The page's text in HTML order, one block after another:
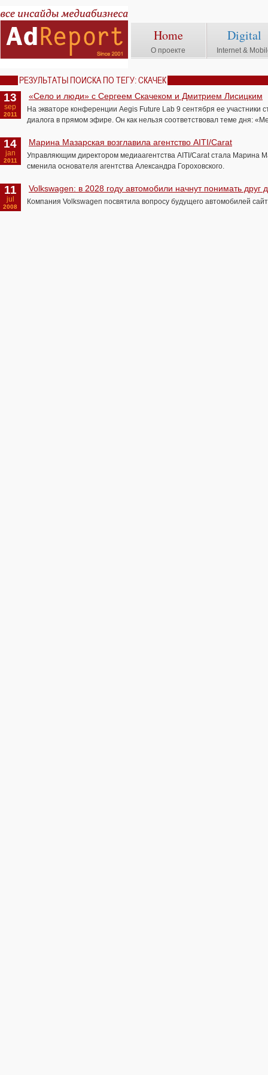
Home
О проекте
Digital
Internet &
РЕЗУЛЬТАТЫ ПОИСКА ПО ТЕГУ: СКАЧЕК
13
sep
2011
«Село и люди» с Сергеем Скачеком и Дмитрием Лисицким
На экваторе конференции Aegis Future Lab 9 сентября ее участники
диалога в прямом эфире. Он как нельзя соответствовал теме дня:
14
jan
2011
Марина Мазарская возглавила агентство AITI/Carat
Управляющим директором медиаагентства AITI/Carat стала Марина
сменила основателя агентства Александра Гороховского.
11
jul
2008
Volkswagen: в 2028 году автомобили начнут понимать друг
Компания Volkswagen посвятила вопросу будущего автомобилей